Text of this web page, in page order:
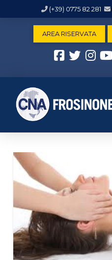
(+39) 0775 82 281
AREA RISERVATA